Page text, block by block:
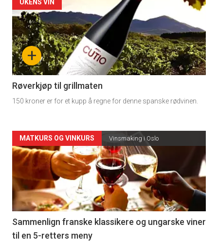
Forsiden
akkurat
nå
-
4
+
UKENS VIN
Røverkjøp til grillmaten
150 kroner er for et kupp å regne for denne spanske rødvinen.
Forsiden
akkurat
nå
-
5
MATKURS OG VINKURS Vinsmaking i Oslo
Sammenlign franske klassikere og ungarske viner
til en 5-retters meny